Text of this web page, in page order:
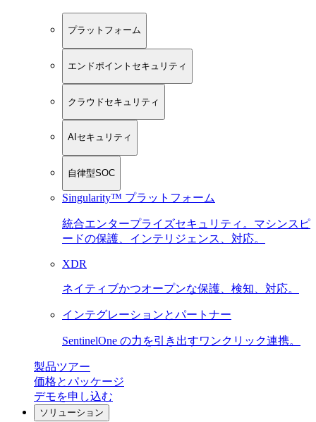
プラットフォーム
エンドポイントセキュリティ
クラウドセキュリティ
AIセキュリティ
自律型SOC
Singularity™ プラットフォーム
統合エンタープライズセキュリティ。マシンスピ
ードの保護、インテリジェンス、対応。
XDR
ネイティブかつオープンな保護、検知、対応。
インテグレーションとパートナー
SentinelOne の力を引き出すワンクリック連携。
製品ツアー
価格とパッケージ
デモを申し込む
ソリューション